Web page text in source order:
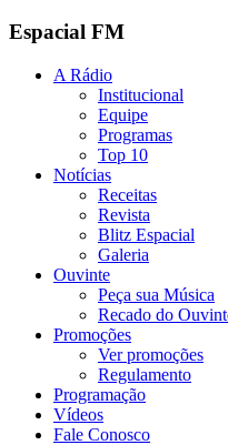
Espacial FM
A Rádio
Institucional
Equipe
Programas
Top 10
Notícias
Receitas
Revista
Blitz Espacial
Galeria
Ouvinte
Peça sua Música
Recado do
Promoções
Ver promoções
Regulamento
Programação
Vídeos
Fale Conosco